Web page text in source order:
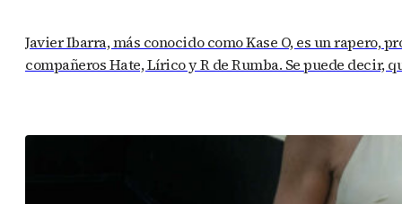
Javier Ibarra, más conocido como Kase O, es un rapero,
compañeros Hate, Lírico y R de Rumba. Se puede decir,